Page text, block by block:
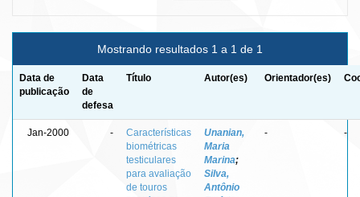
Mostrando resultados 1 a 1 de 1
Data de
publicação
Data
de
defesa
Título Autor(es) Orientador(es)
Jan-2000 -
Características
biométricas
testiculares
para avaliação
de touros
Unanian,
Maria
Marina;
Silva,
Antônio
- -